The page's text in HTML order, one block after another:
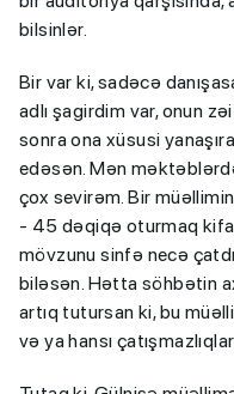
bilsinlər.
Bir var ki, sadəcə
adlı şagirdim var, onun
sonra ona xüsusi
edəsən. Mən
çox sevirəm. Bir
- 45 dəqiqə oturmaq
mövzunu sinfə necə
biləsən. Hətta söhbətin
artıq tutursan ki, bu
və ya hansı